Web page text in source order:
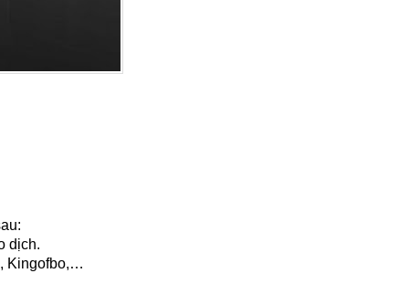
dịch.
Kingofbo,…